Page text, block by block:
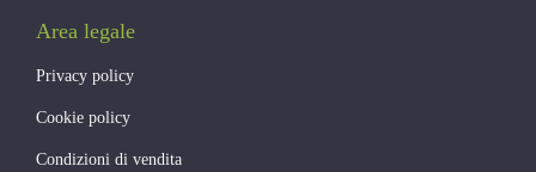
Area legale
Privacy policy
Cookie policy
Condizioni di vendita